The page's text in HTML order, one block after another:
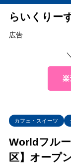
らいくりー
広告
楽
カフェ・スイーツ
Worldフル
区】オープ